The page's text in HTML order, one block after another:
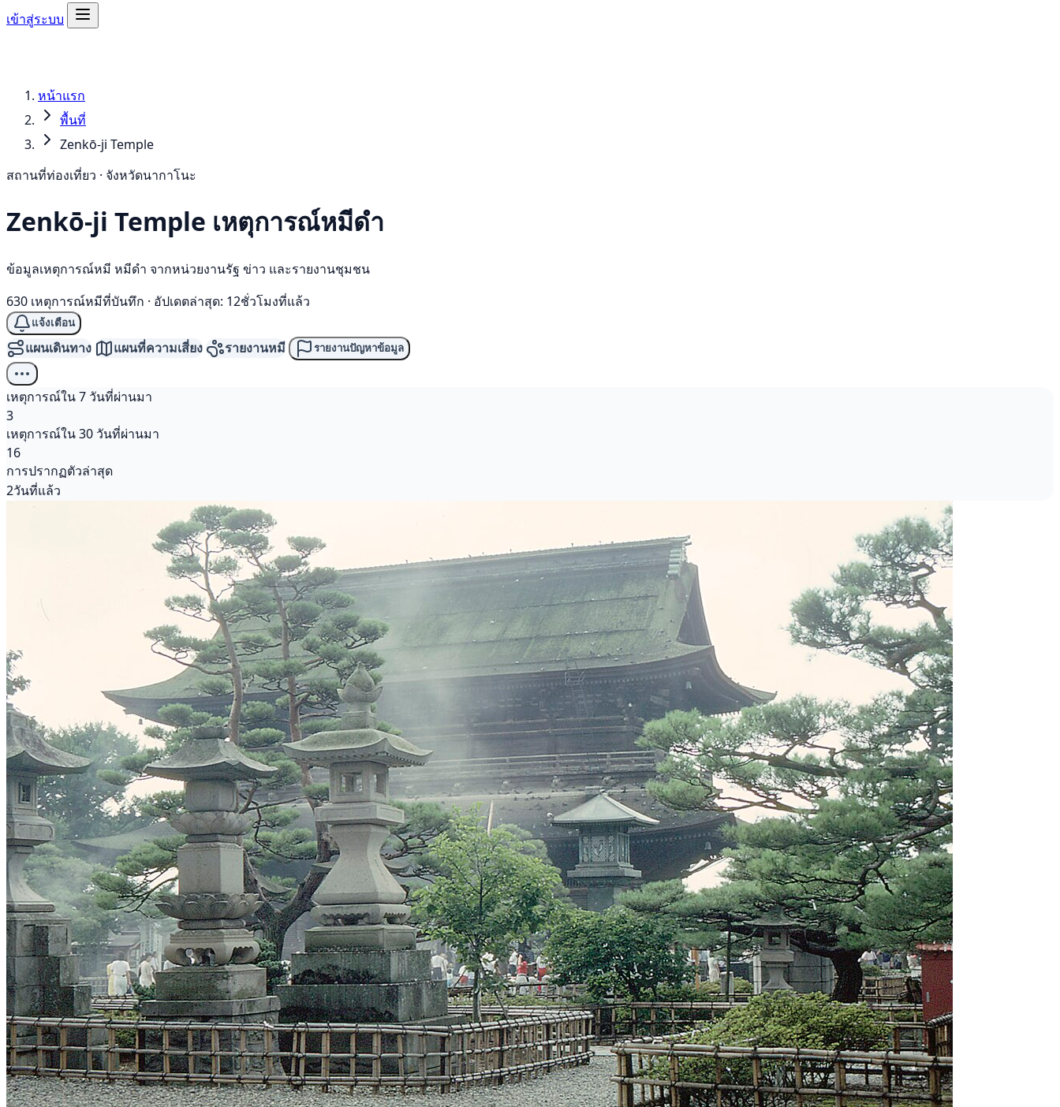
เข้าสู่ระบบ
หน้าแรก
พื้นที่
Zenkō-ji Temple
สถานที่ท่องเที่ยว · จังหวัดนากาโนะ
Zenkō-ji Temple เหตุการณ์หมีดำ
ข้อมูลเหตุการณ์หมี หมีดำ จากหน่วยงานรัฐ ข่าว และรายงานชุมชน
630 เหตุการณ์หมีที่บันทึก · อัปเดตล่าสุด: 12ชั่วโมงที่แล้ว
แจ้งเตือน
แผนเดินทาง แผนที่ความเสี่ยง รายงานหมี รายงานปัญหาข้อมูล
เหตุการณ์ใน 7 วันที่ผ่านมา
3
เหตุการณ์ใน 30 วันที่ผ่านมา
16
การปรากฏตัวล่าสุด
2วันที่แล้ว